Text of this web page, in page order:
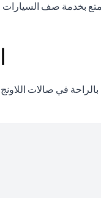
بخدمة صف السيارات
بالراحة في صالات